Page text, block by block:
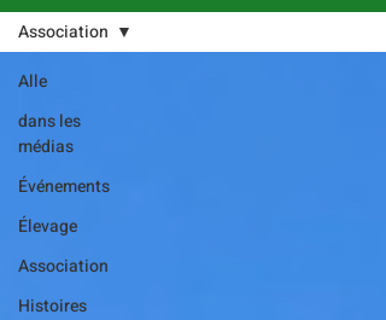
Alle
dans les
médias
Événements
Élevage
Association
Histoires
Association